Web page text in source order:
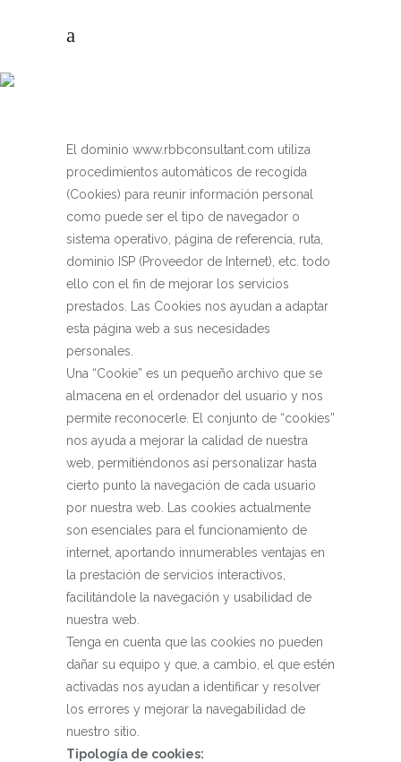
El dominio www.rbbconsultant.com utiliza
procedimientos automáticos de recogida
(Cookies) para reunir información personal
como puede ser el tipo de navegador o
sistema operativo, página de referencia, ruta,
dominio ISP (Proveedor de Internet), etc. todo
ello con el fin de mejorar los servicios
prestados. Las Cookies nos ayudan a adaptar
esta página web a sus necesidades
personales.
Una “Cookie” es un pequeño archivo que se
almacena en el ordenador del usuario y nos
permite reconocerle. El conjunto de “cookies”
nos ayuda a mejorar la calidad de nuestra
web, permitiéndonos así personalizar hasta
cierto punto la navegación de cada usuario
por nuestra web. Las cookies actualmente
son esenciales para el funcionamiento de
internet, aportando innumerables ventajas en
la prestación de servicios interactivos,
facilitándole la navegación y usabilidad de
nuestra web.
Tenga en cuenta que las cookies no pueden
dañar su equipo y que, a cambio, el que estén
activadas nos ayudan a identificar y resolver
los errores y mejorar la navegabilidad de
nuestro sitio.
Tipología de cookies: